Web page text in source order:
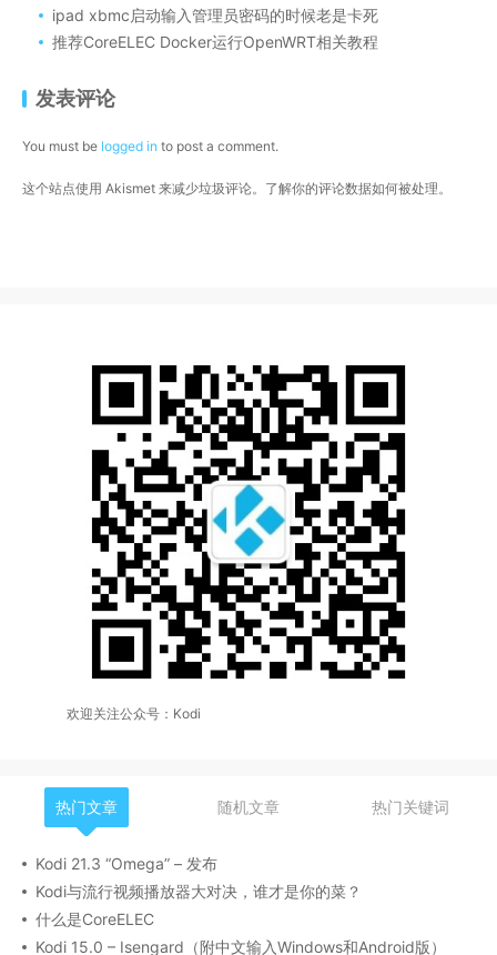
ipad xbmc启动输入管理员密码的时候老是卡死
推荐CoreELEC Docker运行OpenWRT相关教程
发表评论
You must be logged in to post a comment.
这个站点使用 Akismet 来减少垃圾评论。 了解你的评论数据如何被处理。
欢迎关注公众号：Kodi
热门文章 随机文章 热门关键词
Kodi 21.3 “Omega” – 发布
Kodi与流行视频播放器大对决，谁才是你的菜？
什么是CoreELEC
Kodi 15.0 – Isengard（附中文输入Windows和Android版）